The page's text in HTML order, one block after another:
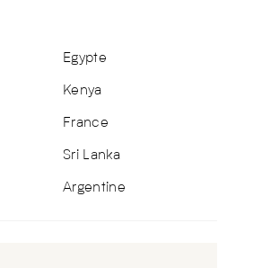
Egypte
Kenya
France
Sri Lanka
Argentine